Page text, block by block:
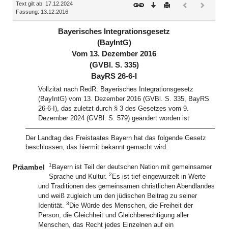
Text gilt ab: 17.12.2024
Fassung: 13.12.2016
Download
DruckenVorheriges
(inaktiv)(inaktiv)
Bayerisches Integrationsgesetz
(BayIntG)
Vom 13. Dezember 2016
(GVBl. S. 335)
BayRS 26-6-I
Vollzitat nach RedR: Bayerisches Integrationsgesetz
(BayIntG) vom 13. Dezember 2016 (GVBl. S. 335, BayRS
26-6-I), das zuletzt durch § 3 des Gesetzes vom 9.
Dezember 2024 (GVBl. S. 579) geändert worden ist
Der Landtag des Freistaates Bayern hat das folgende Gesetz
beschlossen, das hiermit bekannt gemacht wird:
Präambel 1 Bayern ist Teil der deutschen Nation mit gemeinsamer
Sprache und Kultur. 2 Es ist tief eingewurzelt in Werte
und Traditionen des gemeinsamen christlichen Abendlandes
und weiß zugleich um den jüdischen Beitrag zu seiner
Identität. 3 Die Würde des Menschen, die Freiheit der
Person, die Gleichheit und Gleichberechtigung aller
Menschen, das Recht jedes Einzelnen auf ein